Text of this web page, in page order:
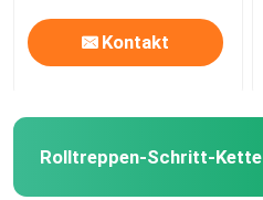
Kontakt
Rolltreppen-Schritt-Kette